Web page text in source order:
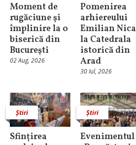
Moment de
rugăciune şi
împlinire la o
biserică din
Bucureşti
02 Aug, 2026
Pomenirea
arhiereului
Emilian Nica
la Catedrala
istorică din
Arad
30 Iul, 2026
Știri
Sfințirea
Știri
Evenimentul